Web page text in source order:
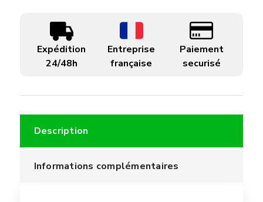
Expédition
24/48h
Entreprise
française
Paiement
securisé
Description
Informations complémentaires